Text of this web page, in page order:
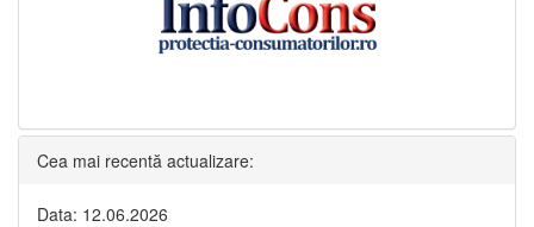
Cea mai recentă actualizare:
Data: 12.06.2026